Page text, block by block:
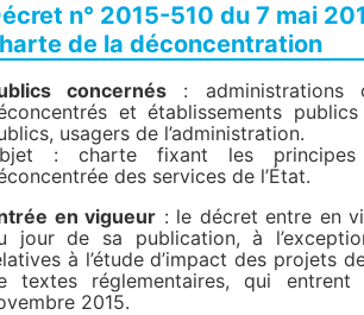
n° 2015-510 du 7 mai
de la déconcentration
concernés : administrations
et établissements
usagers de l’administration.
: charte fixant les principes
des services de l’État.
en vigueur : le décret entre en
jour de sa publication, à
à l’étude d’impact des projets
textes réglementaires, qui
2015.